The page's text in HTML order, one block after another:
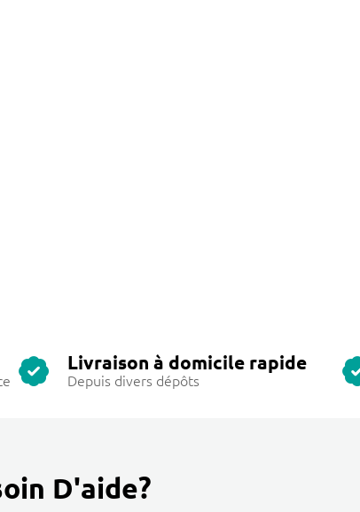
Livraison à domicile rapide
Depuis divers dépôts
D'aide?